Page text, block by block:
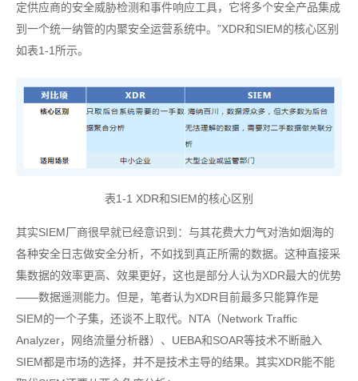
定供应商的安全威胁检测和事件响应工具，它将多个安全产品集成
到一个统一纳管的内聚安全运营系统中。”XDR和SIEM的核心区别
如表1-1所示。
表1-1 XDR和SIEM的核心区别
其实SIEM厂商很早就已经意识到：与其花费大力气对浩如烟海的
各种安全日志做安全分析，不如找到真正所需的数据。这种直接采
集数据的效率更高、效果更好，这也是部分人认为XDR最大的优势
——数据遥测能力。但是，笔者认为XDR目前最多只能算作是
SIEM的一个子集，还谈不上取代。NTA（Network Traffic
Analyzer，网络流量分析器）、UEBA和SOAR等技术不断融入
SIEM都是市场的选择，并不是技术主导的结果。其实XDR能不能